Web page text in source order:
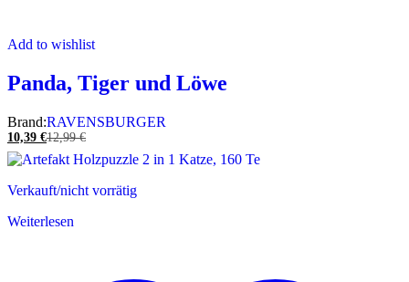
Add to wishlist
Panda, Tiger und Löwe
Brand:RAVENSBURGER
10,39 €12,99€
Verkauft/nicht vorrätig
Weiterlesen